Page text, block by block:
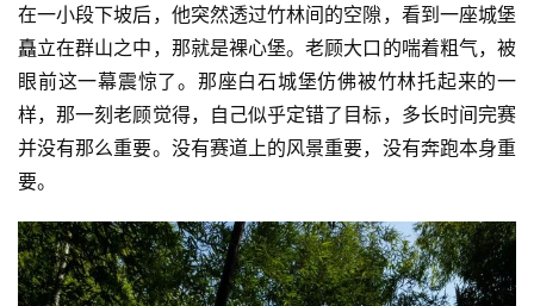
在一小段下坡后，他突然透过竹林间的空隙，看到一座城堡
矗立在群山之中，那就是裸心堡。老顾大口的喘着粗气，被
眼前这一幕震惊了。那座白石城堡仿佛被竹林托起来的一
样，那一刻老顾觉得，自己似乎定错了目标，多长时间完赛
并没有那么重要。没有赛道上的风景重要，没有奔跑本身重
要。